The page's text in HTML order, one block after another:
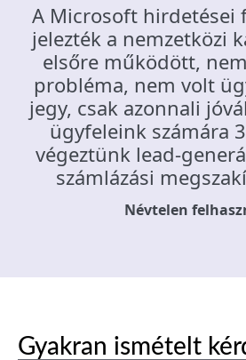
A Microsoft hirdetései
jelezték a nemzetközi
elsőre működött,
probléma, nem volt
jegy, csak azonnali
ügyfeleink számára
végeztünk lead-
számlázási
Névtelen
Gyakran ismételt